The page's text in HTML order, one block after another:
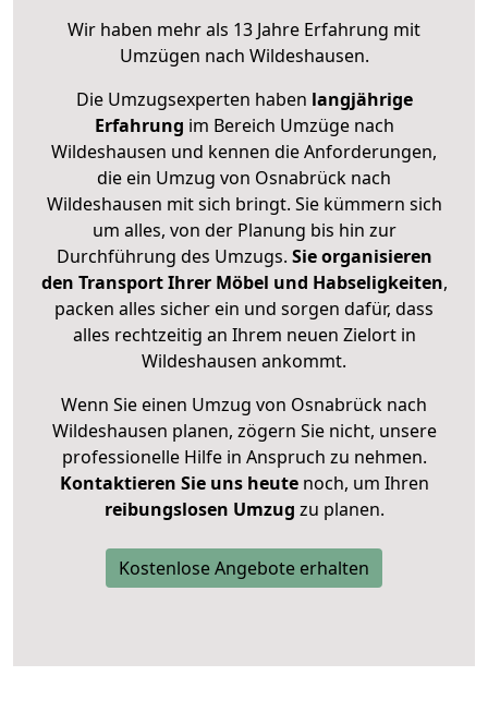
Wir haben mehr als 13 Jahre Erfahrung mit
Umzügen nach Wildeshausen.
Die Umzugsexperten haben langjährige
Erfahrung im Bereich Umzüge nach
Wildeshausen und kennen die Anforderungen,
die ein Umzug von Osnabrück nach
Wildeshausen mit sich bringt. Sie kümmern sich
um alles, von der Planung bis hin zur
Durchführung des Umzugs. Sie organisieren
den Transport Ihrer Möbel und Habseligkeiten,
packen alles sicher ein und sorgen dafür, dass
alles rechtzeitig an Ihrem neuen Zielort in
Wildeshausen ankommt.
Wenn Sie einen Umzug von Osnabrück nach
Wildeshausen planen, zögern Sie nicht, unsere
professionelle Hilfe in Anspruch zu nehmen.
Kontaktieren Sie uns heutenoch, um Ihren
reibungslosen Umzug zu planen.
Kostenlose Angebote erhalten